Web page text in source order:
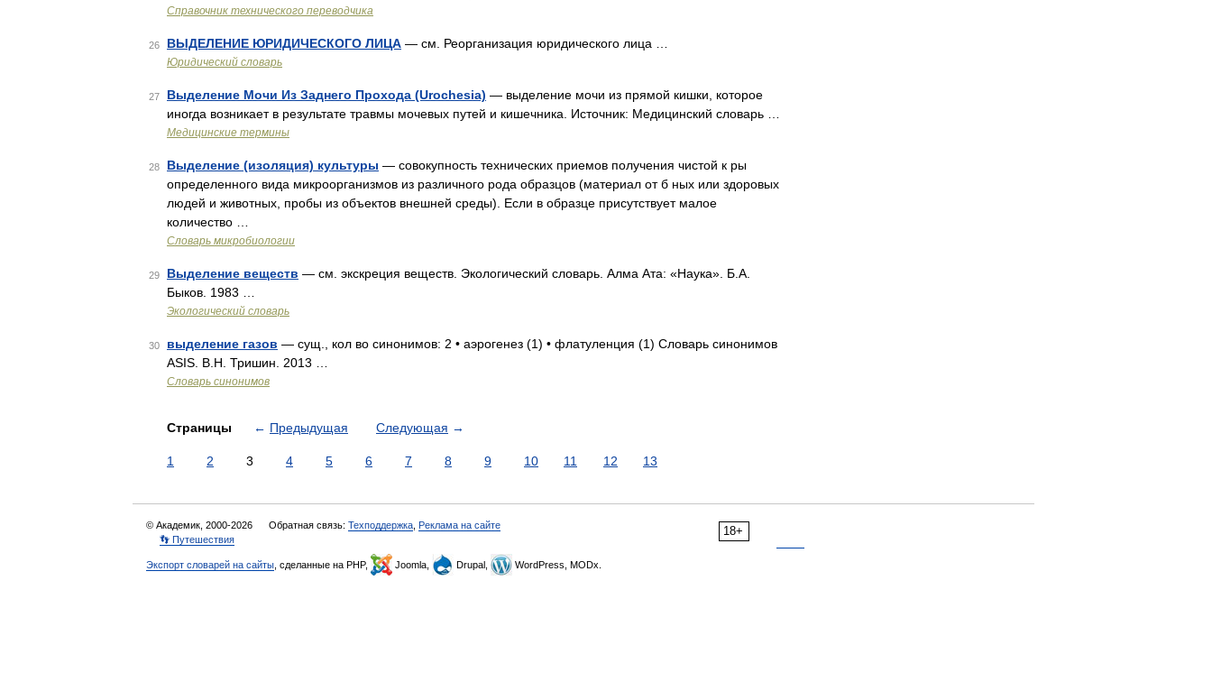
Справочник технического переводчика
26 ВЫДЕЛЕНИЕ ЮРИДИЧЕСКОГО ЛИЦА — см. Реорганизация юридического лица …
Юридический словарь
27 Выделение Мочи Из Заднего Прохода (Urochesia) — выделение мочи из прямой кишки, которое
иногда возникает в результате травмы мочевых путей и кишечника. Источник: Медицинский словарь …
Медицинские термины
28 Выделение (изоляция) культуры — совокупность технических приемов получения чистой к ры
определенного вида микроорганизмов из различного рода образцов (материал от б ных или здоровых
людей и животных, пробы из объектов внешней среды). Если в образце присутствует малое
количество …
Словарь микробиологии
29 Выделение веществ — см. экскреция веществ. Экологический словарь. Алма Ата: «Наука». Б.А.
Быков. 1983 …
Экологический словарь
30 выделение газов — сущ., кол во синонимов: 2 • аэрогенез (1) • флатуленция (1) Словарь синонимов
ASIS. В.Н. Тришин. 2013 …
Словарь синонимов
Страницы ← Предыдущая Следующая →
1 2 3 4 5 6 7 8 9 10 11 12 13
18+
© Академик, 2000-2026 Обратная связь: Техподдержка Реклама на сайте
👣 Путешествия
Экспорт словарей на сайты , сделанные на PHP, Joomla, Drupal, WordPress, MODx.